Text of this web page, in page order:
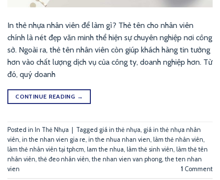
In thẻ nhựa nhân viên để làm gì? Thẻ tên cho nhân viên
chính là nét đẹp văn minh thể hiện sự chuyên nghiệp nơi công
sở. Ngoài ra, thẻ tên nhân viên còn giúp khách hàng tin tưởng
hơn vào chất lượng dịch vụ của công ty, doanh nghiệp hơn. Từ
đó, quý doanh
CONTINUE READING →
Posted in In Thẻ Nhựa Tagged giá in thẻ nhựa, giá in thẻ nhựa nhân
viên, in the nhan vien gia re, in the nhua nhan vien, làm thẻ nhân viên,
làm thẻ nhân viên tại tphcm, lam the nhua, làm thẻ sinh viên, làm thẻ tên
nhân viên,thẻ đeo nhân viên,the nhan vien van phong,the ten nhan
vien
1 Comment